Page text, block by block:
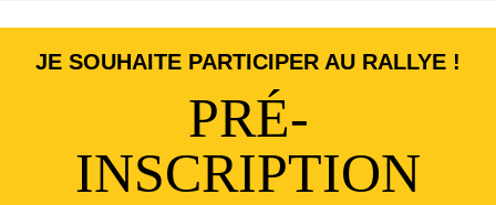
JE SOUHAITE PARTICIPER AU RALLYE !
PRÉ-
INSCRIPTION